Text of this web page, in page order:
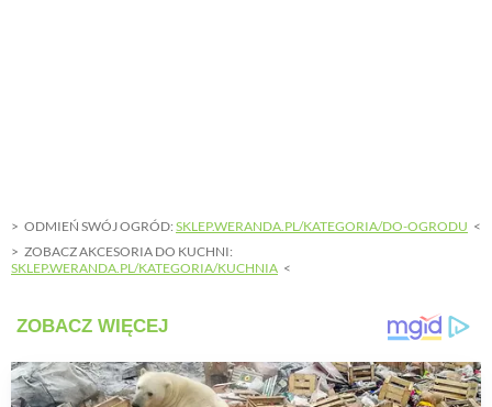
ODMIEŃ SWÓJ OGRÓD: SKLEP.WERANDA.PL/KATEGORIA/DO-OGRODU
ZOBACZ AKCESORIA DO KUCHNI:
SKLEP.WERANDA.PL/KATEGORIA/KUCHNIA